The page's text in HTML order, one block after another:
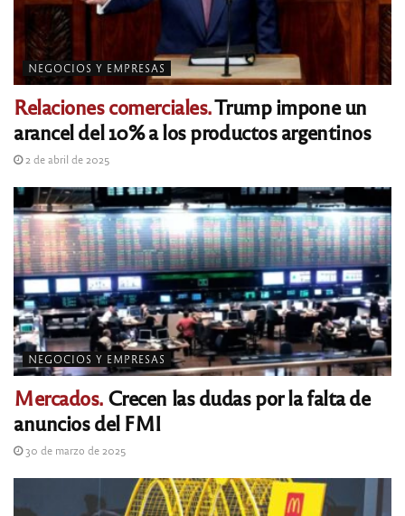
NEGOCIOS Y EMPRESAS
Relaciones comerciales.Trump impone un
arancel del 10% a los productos argentinos
2 de abril de 2025
NEGOCIOS Y EMPRESAS
Mercados. Crecen las dudas por la falta de
anuncios del FMI
30 de marzo de 2025